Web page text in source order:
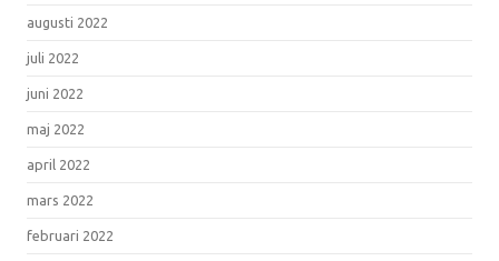
augusti 2022
juli 2022
juni 2022
maj 2022
april 2022
mars 2022
februari 2022